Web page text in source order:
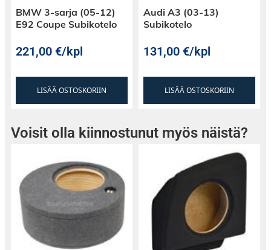
BMW 3-sarja (05-12)
E92 Coupe Subikotelo
221,00€/kpl
LISÄÄ OSTOSKORIIN
Audi A3 (03-13)
Subikotelo
131,00€/kpl
LISÄÄ OSTOSKORIIN
Voisit olla kiinnostunut myös näistä?